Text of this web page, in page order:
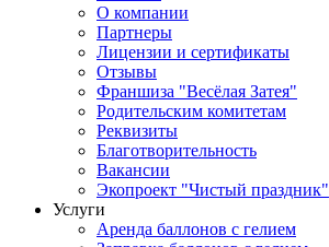
О компании
Партнеры
Лицензии и сертификаты
Отзывы
Франшиза "Весёлая Затея"
Родительским комитетам
Реквизиты
Благотворительность
Вакансии
Экопроект "Чистый праздник"
Услуги
Аренда баллонов с гелием